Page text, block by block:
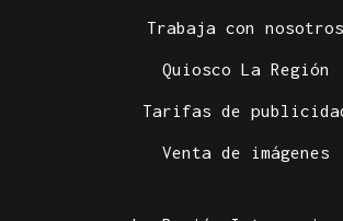
Trabaja con nosotros
Quiosco La Región
Tarifas de
Venta de imágenes